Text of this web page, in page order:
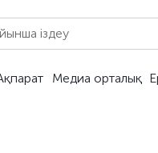
Медиа орталық